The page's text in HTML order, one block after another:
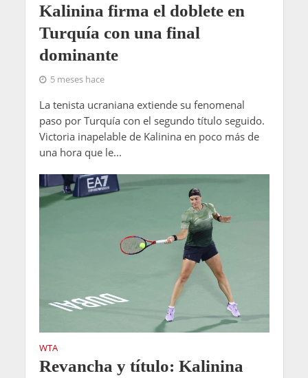
Kalinina firma el doblete en
Turquía con una final
dominante
5 meses hace
La tenista ucraniana extiende su fenomenal
paso por Turquía con el segundo título seguido.
Victoria inapelable de Kalinina en poco más de
una hora que le...
WTA
Revancha y título: Kalinina